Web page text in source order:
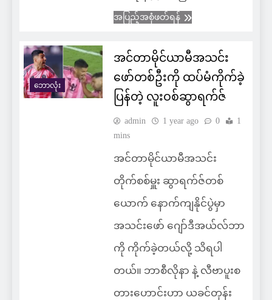
အပြည့်အစုံဖတ်ရန်
ဘောလုံး
အင်တာမိုင်ယာမီအသင်း
ဖော်တစ်ဦးကို ထပ်မံကိုက်ခဲ့
ပြန်တဲ့ လူးဝစ်ဆွာရက်ဇ်
admin 1 year ago 0
1
mins
အင်တာမိုင်ယာမီအသင်း
တိုက်စစ်မှူး ဆွာရက်ဇ်တစ်
ယောက် နောက်ကျနိုင်ပွဲမှာ
အသင်းဖော် ဂျော်ဒီအယ်လ်ဘာ
ကို ကိုက်ခဲ့တယ်လို့ သိရပါ
တယ်။ ဘာစီလိုနာ နဲ့ လီဗာပူးစ
တားဟောင်းဟာ ယခင်တုန်း